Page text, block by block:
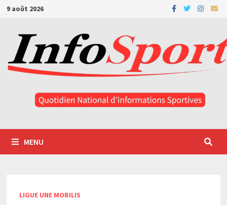
Passer
contenu
9 août 2026
MENU
LIGUE UNE MOBILIS